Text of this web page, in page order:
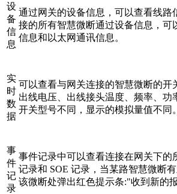
设
备
信
息
通过网关的设备信息，可以查看线路
接的所有智慧微断通过设备信息，可
信息和以太网通讯信息。
实
时
数
据
可以查看与网关连接的智慧微断的开
出线电压、出线接头温度、频率、功
开关型号不同，显示的模拟量值不同。
事
件
记
录
事件记录中可以查看连接在网关下的
记录和 SOE 记录，当某路智慧微断
该微断处弹出红色提示条:"收到新的报